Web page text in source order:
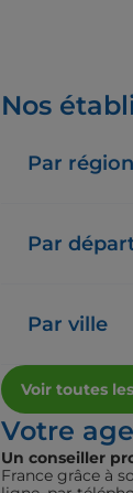
Nos
Par région
Par
Par ville
Voir toutes
Votre
Un conseiller
France grâce à